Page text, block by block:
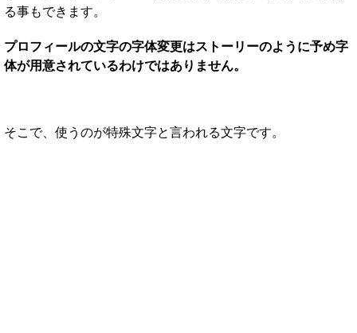
る事もできます。
プロフィールの文字の字体変更はストーリーのように予め字
体が用意されているわけではありません。
そこで、使うのが特殊文字と言われる文字です。